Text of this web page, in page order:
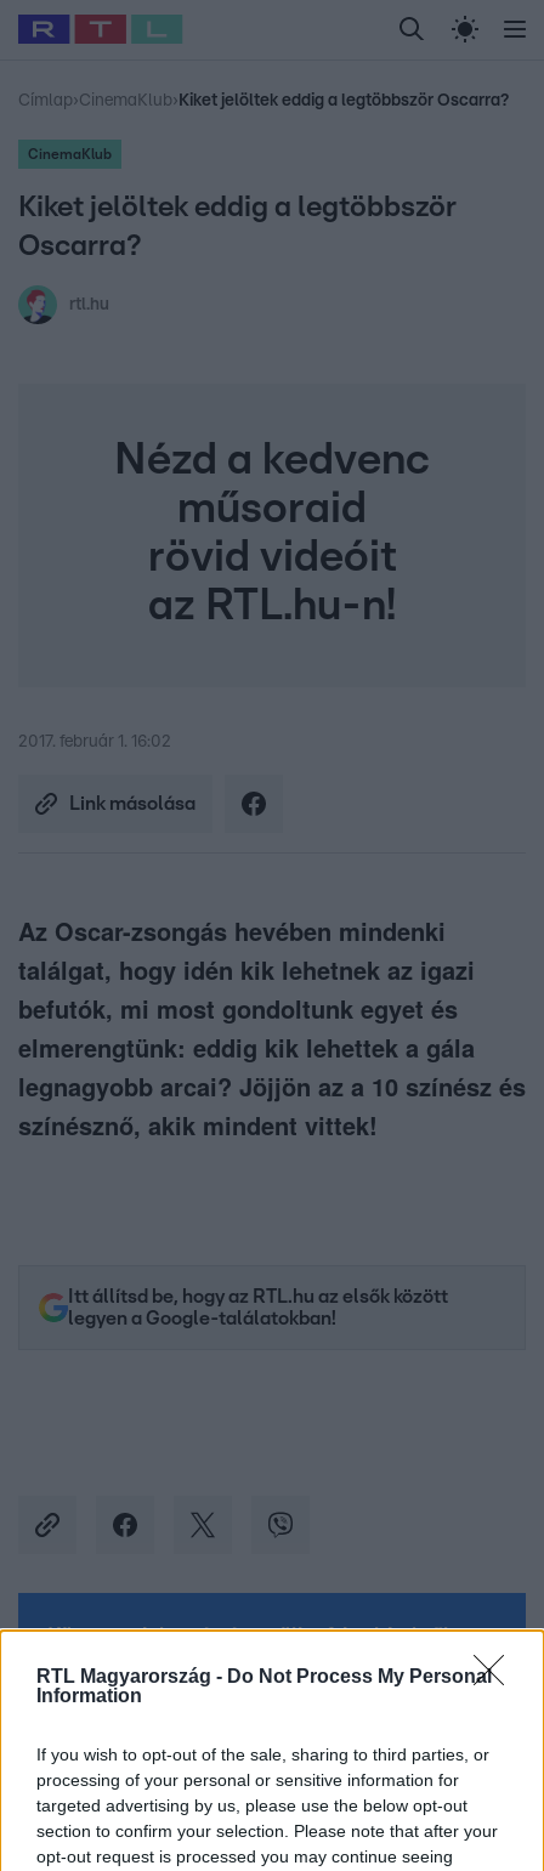
RTL Magyarország - Do Not Process My Personal
Information
If you wish to opt-out of the sale, sharing to third parties, or
processing of your personal or sensitive information for
targeted advertising by us, please use the below opt-out
section to confirm your selection. Please note that after your
opt-out request is processed you may continue seeing
Legfrissebb RTL Híradó Randi Celeb vagyok,
Babits Marcella Most Wanted Gallusz
Címlap›CinemaKlub› Kiket jelöltek eddig a legtöbbször Oscarra?
CinemaKlub
Kiket jelöltek eddig a legtöbbször
Oscarra?
rtl.hu
Nézd a kedvenc
műsoraid
rövid videóit
az RTL.hu-n!
2017. február 1. 16:02
Link másolása
Az Oscar-zsongás hevében mindenki
találgat, hogy idén kik lehetnek az igazi
befutók, mi most gondoltunk egyet és
elmerengtünk: eddig kik lehettek a gála
legnagyobb arcai? Jöjjön az a 10 színész és
színésznő, akik mindent vittek!
Itt állítsd be, hogy az RTL.hu az elsők között
legyen a Google-találatokban!
Kövess minket, és értesülj a friss hírekről a
Facebookon is!